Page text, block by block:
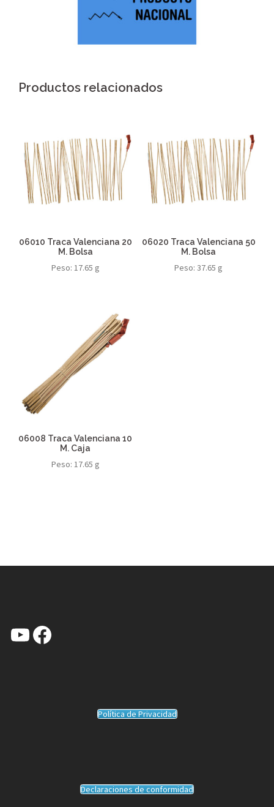
Productos relacionados
06010 Traca Valenciana 20
M. Bolsa
Peso: 17.65 g
06020 Traca Valenciana 50
M. Bolsa
Peso: 37.65 g
06008 Traca Valenciana 10
M. Caja
Peso: 17.65 g
YouTube
Facebook
Política de Privacidad
Declaraciones de conformidad